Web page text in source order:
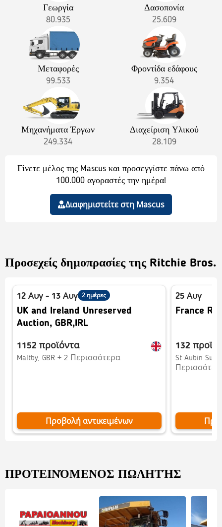
Γεωργία
80.935
Μεταφορές
99.533
Μηχανήματα Έργων
249.334
Δασοπονία
25.609
Φροντίδα εδάφους
9.354
Διαχείριση Υλικού
28.109
Γίνετε μέλος της Mascus και προσεγγίστε πάνω από
100.000 αγοραστές την ημέρα!
Διαφημιστείτε στη Mascus
Προσεχείς δημοπρασίες της Ritchie Bros.
12 Αυγ - 13 Αυγ 2 ημέρες
UK and Ireland Unreserved
Auction, GBR,IRL
Προεπισκόπηση
1152 προϊόντα
Maltby, GBR + 2 Περισσότερα
Προβολή αντικειμένων
25 Αυγ
France
132
St Aubin Sur
ΠΡΟΤΕΙΝΌΜΕΝΟΣ ΠΩΛΗΤΉΣ